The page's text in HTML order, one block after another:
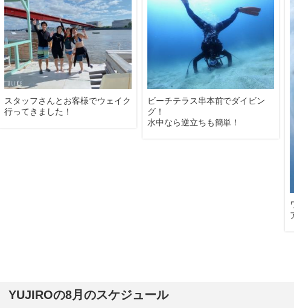
ウェイクサーフィン初挑戦！！ 出勤前にスタッフで水泳練習！！
YUJIROの8月のスケジュール